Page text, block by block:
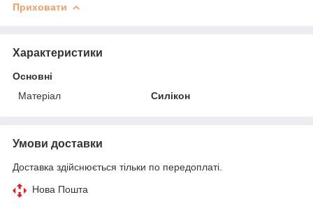
Приховати
Характеристики
Основні
Матеріал
Силікон
Умови доставки
Доставка здійснюється тільки по передоплаті.
Нова Пошта